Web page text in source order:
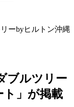
ーbyヒルトン沖縄
ブルツリー
ト」が掲載